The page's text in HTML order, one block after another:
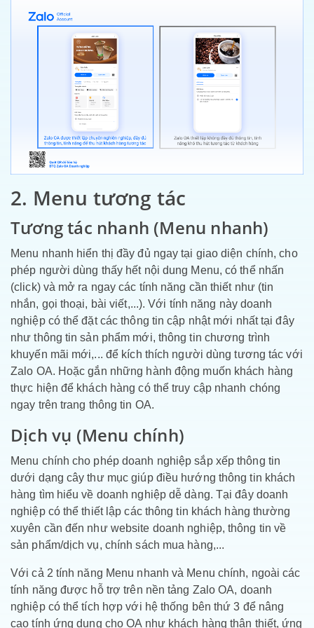
2. Menu tương tác
Tương tác nhanh (Menu nhanh)
Menu nhanh hiển thị đầy đủ ngay tại giao diện chính, cho
phép người dùng thấy hết nội dung Menu, có thể nhấn
(click) và mở ra ngay các tính năng cần thiết như (tin
nhắn, gọi thoại, bài viết,...). Với tính năng này doanh
nghiệp có thể đặt các thông tin cập nhật mới nhất tại đây
như thông tin sản phẩm mới, thông tin chương trình
khuyến mãi mới,... để kích thích người dùng tương tác với
Zalo OA. Hoặc gắn những hành động muốn khách hàng
thực hiện để khách hàng có thể truy cập nhanh chóng
ngay trên trang thông tin OA.
Dịch vụ (Menu chính)
Menu chính cho phép doanh nghiệp sắp xếp thông tin
dưới dạng cây thư mục giúp điều hướng thông tin khách
hàng tìm hiểu về doanh nghiệp dễ dàng. Tại đây doanh
nghiệp có thể thiết lập các thông tin khách hàng thường
xuyên cần đến như website doanh nghiệp, thông tin về
sản phẩm/dịch vụ, chính sách mua hàng,...
Với cả 2 tính năng Menu nhanh và Menu chính, ngoài các
tính năng được hỗ trợ trên nền tảng Zalo OA, doanh
nghiệp có thể tích hợp với hệ thống bên thứ 3 để nâng
cao tính ứng dụng cho OA như khách hàng thân thiết, ứng